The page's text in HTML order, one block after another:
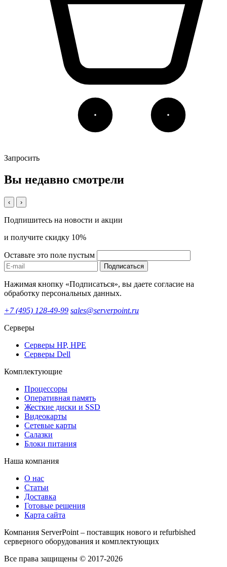
Запросить
Вы недавно смотрели
‹ ›
Подпишитесь на новости и акции
и получите скидку 10%
Оставьте это поле пустым
Подписаться
Нажимая кнопку «Подписаться», вы даете согласие на
обработку персональных данных.
+7 (495) 128-49-99 sales@serverpoint.ru
Серверы
Серверы HP, HPE
Серверы Dell
Комплектующие
Процессоры
Оперативная память
Жесткие диски и SSD
Видеокарты
Сетевые карты
Салазки
Блоки питания
Наша компания
О нас
Статьи
Доставка
Готовые решения
Карта сайта
Компания ServerPoint – поставщик нового и refurbished
серверного оборудования и комплектующих
Все права защищены © 2017-2026